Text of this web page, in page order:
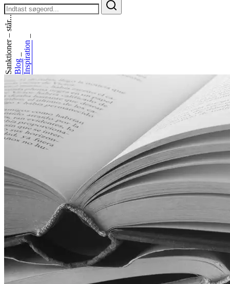
Inspiration
_
Blog
_
Sanktioner – står...